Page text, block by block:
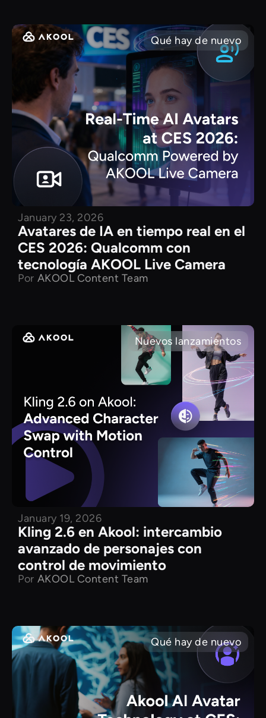
Qué hay de nuevo
January 23, 2026
Avatares de IA en tiempo real en el
CES 2026: Qualcomm con
tecnología AKOOL Live Camera
Por AKOOL Content Team
Nuevos lanzamientos
January 19, 2026
Kling 2.6 en Akool: intercambio
avanzado de personajes con
control de movimiento
Por AKOOL Content Team
Qué hay de nuevo